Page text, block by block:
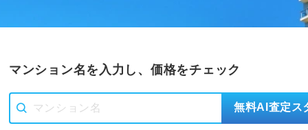
マンション名を入力し、価格をチェック
無料AI査定ス